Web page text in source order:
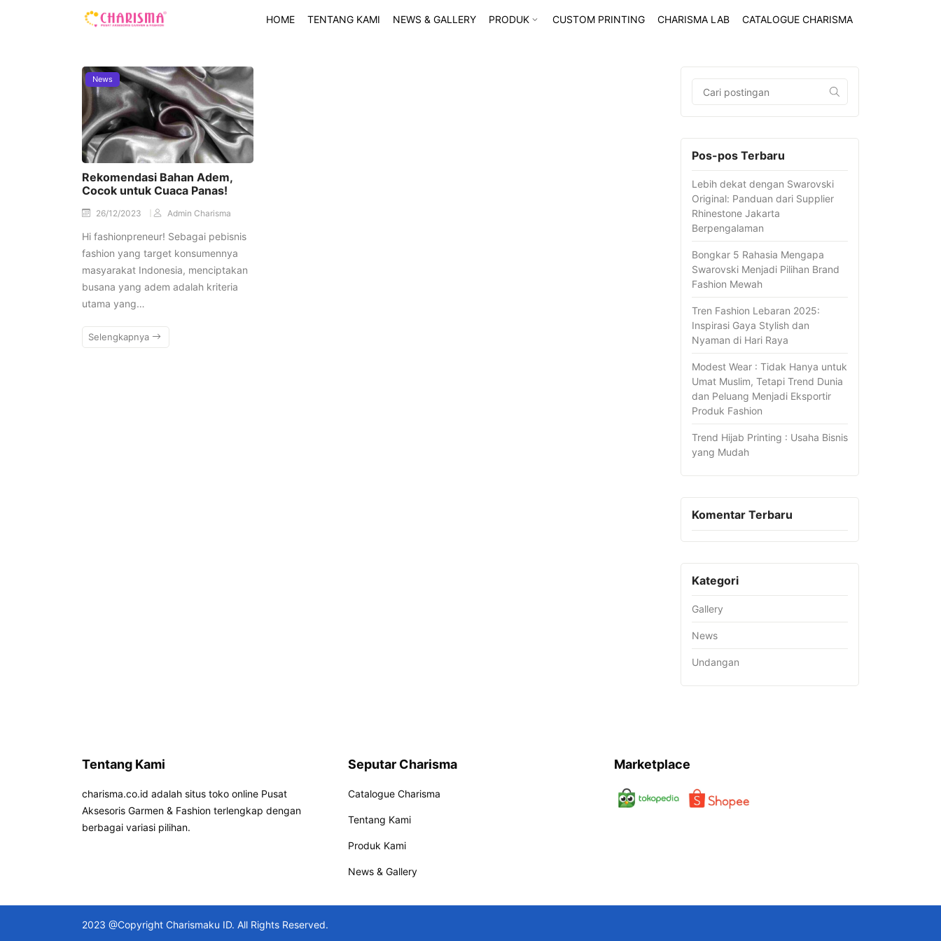
HOME TENTANG KAMI NEWS & GALLERY PRODUK CUSTOM PRINTING CHARISMA LAB CATALOGUE CHARISMA
News
Rekomendasi Bahan Adem,
Cocok untuk Cuaca Panas!
26/12/2023 Admin Charisma
Hi fashionpreneur! Sebagai pebisnis
fashion yang target konsumennya
masyarakat Indonesia, menciptakan
busana yang adem adalah kriteria
utama yang…
Selengkapnya
Pos-pos Terbaru
Lebih dekat dengan Swarovski
Original: Panduan dari Supplier
Rhinestone Jakarta
Berpengalaman
Bongkar 5 Rahasia Mengapa
Swarovski Menjadi Pilihan Brand
Fashion Mewah
Tren Fashion Lebaran 2025:
Inspirasi Gaya Stylish dan
Nyaman di Hari Raya
Modest Wear : Tidak Hanya untuk
Umat Muslim, Tetapi Trend Dunia
dan Peluang Menjadi Eksportir
Produk Fashion
Trend Hijab Printing : Usaha Bisnis
yang Mudah
Komentar Terbaru
Kategori
Gallery
News
Undangan
Tentang Kami
charisma.co.id adalah situs toko online Pusat
Aksesoris Garmen & Fashion terlengkap dengan
berbagai variasi pilihan.
Seputar Charisma
Catalogue Charisma
Tentang Kami
Produk Kami
News & Gallery
Marketplace
2023 @Copyright Charismaku ID. All Rights Reserved.